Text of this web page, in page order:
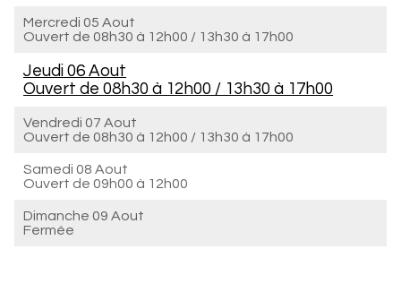
Mercredi 05 Aout
Ouvert de 08h30 à 12h00 / 13h30 à 17h00
Jeudi 06 Aout
Ouvert de 08h30 à 12h00 / 13h30 à 17h00
Vendredi 07 Aout
Ouvert de 08h30 à 12h00 / 13h30 à 17h00
Samedi 08 Aout
Ouvert de 09h00 à 12h00
Dimanche 09 Aout
Fermée